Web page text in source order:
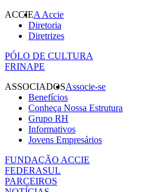
ACCIEA Accie
Diretoria
Diretrizes
PÓLO DE CULTURA
FRINAPE
ASSOCIADOSAssocie-se
Benefícios
Conheça Nossa Estrutura
Grupo RH
Informativos
Jovens Empresários
FUNDAÇÃO ACCIE
FEDERASUL
PARCEIROS